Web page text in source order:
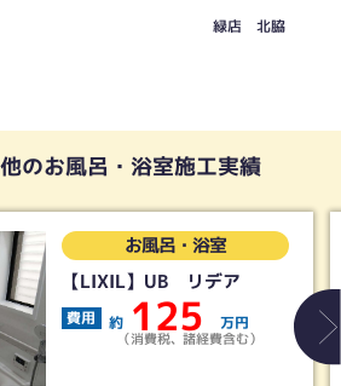
緑店 北脇
のお風呂・浴室施工実績
お風呂・浴室
【LIXIL】UB リデア
費用 約 125 万円
（消費税、諸経費含む）